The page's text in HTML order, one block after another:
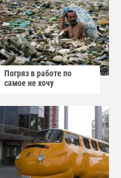
Погряз в работе по
самое не хочу